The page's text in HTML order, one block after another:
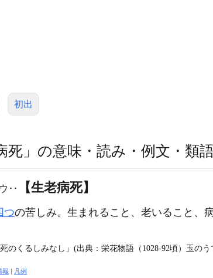
初出
死」の意味・読み・例文・類
‥ 【生老病死】
つの苦しみ。生まれること、老いること、
くるしみなし」(出典：栄花物語（1028‐92頃）玉のう
報 | 凡例